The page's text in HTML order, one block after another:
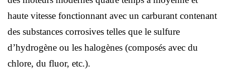
haute vitesse fonctionnant avec un carburant contenant
des substances corrosives telles que le sulfure
d’hydrogène ou les halogènes (composés avec du
chlore, du fluor, etc.).